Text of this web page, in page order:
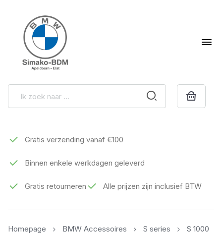
Gratis verzending vanaf €100
Binnen enkele werkdagen geleverd
Gratis retourneren Alle prijzen zijn inclusief BTW
Homepage BMW Accessoires S series
S 1000